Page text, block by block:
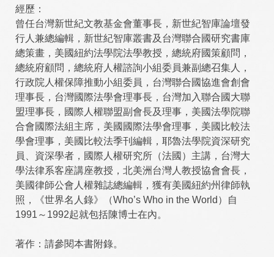
經歷：
曾任台灣新世紀文教基金會董事長，新世紀智庫論壇發
行人兼總編輯，新世紀智庫叢書及台灣聯合國研究書庫
總策畫，美國紐約法學院法學教授，總統府國策顧問，
總統府顧問，總統府人權諮詢小組委員兼副總召集人，
行政院人權保障推動小組委員，台灣聯合國協進會創會
理事長，台灣國際法學會理事長，台灣加入聯合國大聯
盟理事長，國際人權聯盟副會長及理事，美國法學院聯
合會國際法組主席，美國國際法學會理事，美國比較法
學會理事，美國比較法季刊編輯，耶魯法學院資深研究
員、資深學者，國際人權研究所（法國）主講，台灣大
學法律系客座講座教授，北美洲台灣人教授協會會長，
美國律師公會人權雜誌總編輯，獲有美國紐約州律師執
照，《世界名人錄》（Who’s Who in the World）自
1991～1992起就包括陳博士在內。
著作：請參閱本書附錄。